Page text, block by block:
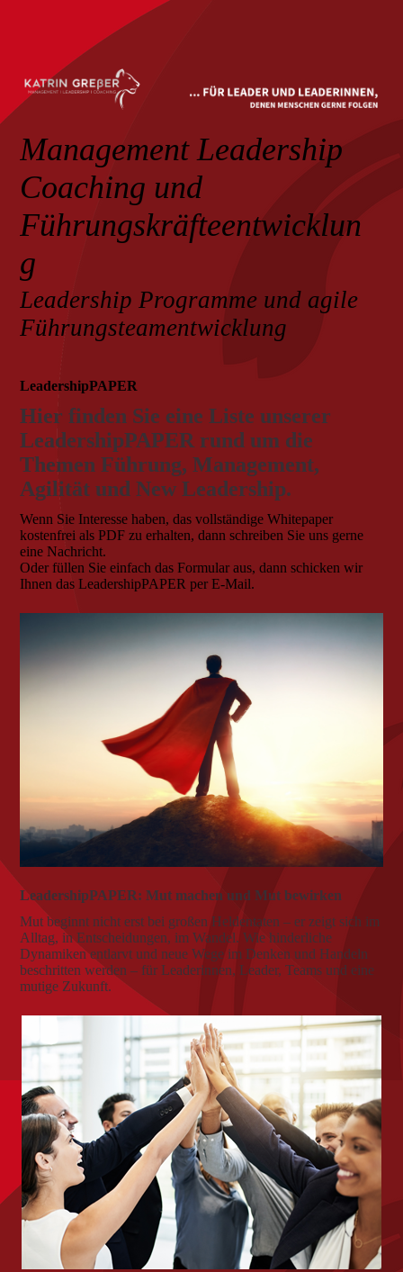
Management Leadership
Coaching und
Führungskräfteentwicklun
g
Leadership Programme und agile
Führungsteamentwicklung
LeadershipPAPER
Hier finden Sie eine Liste unserer
LeadershipPAPER rund um die
Themen Führung, Management,
Agilität und New Leadership.
Wenn Sie Interesse haben, das vollständige Whitepaper
kostenfrei als PDF zu erhalten, dann schreiben Sie uns gerne
eine Nachricht.
Oder füllen Sie einfach das Formular aus, dann schicken wir
Ihnen das LeadershipPAPER per E-Mail.
LeadershipPAPER: Mut machen und Mut bewirken
Mut beginnt nicht erst bei großen Heldentaten – er zeigt sich im
Alltag, in Entscheidungen, im Wandel. Wie hinderliche
Dynamiken entlarvt und neue Wege im Denken und Handeln
beschritten werden – für Leaderinnen, Leader, Teams und eine
mutige Zukunft.